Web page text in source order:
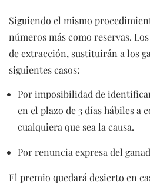
Siguiendo el mismo
números más como reservas.
de extracción, sustituirán a los
siguientes casos:
Por imposibilidad de
en el plazo de 3 días hábiles a
cualquiera que sea la causa.
Por renuncia expresa del
El premio quedará desierto en